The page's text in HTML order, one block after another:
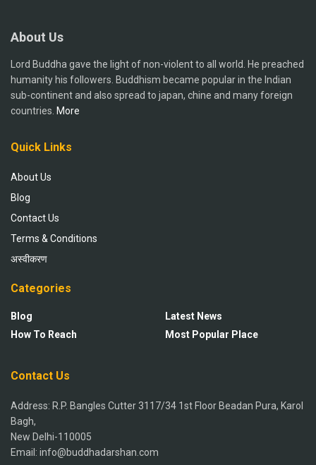
About Us
Lord Buddha gave the light of non-violent to all world. He preached
humanity his followers. Buddhism became popular in the Indian
sub-continent and also spread to japan, chine and many foreign
countries. More
Quick Links
About Us
Blog
Contact Us
Terms & Conditions
अस्वीकरण
Categories
Blog
How To Reach
Latest News
Most Popular Place
Contact Us
Address: R.P. Bangles Cutter 3117/34 1st Floor Beadan Pura, Karol
Bagh,
New Delhi-110005
Email: info@buddhadarshan.com